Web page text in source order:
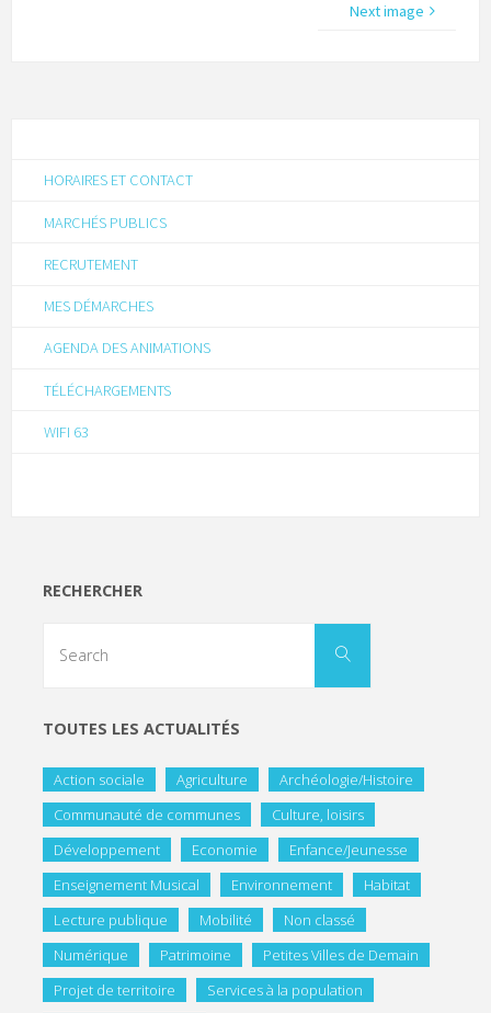
Next image
HORAIRES ET CONTACT
MARCHÉS PUBLICS
RECRUTEMENT
MES DÉMARCHES
AGENDA DES ANIMATIONS
TÉLÉCHARGEMENTS
WIFI 63
RECHERCHER
TOUTES LES ACTUALITÉS
Action sociale Agriculture
Archéologie/Histoire
Communauté de communes
Culture, loisirs
Développement
Economie
Enfance/Jeunesse
Enseignement Musical
Environnement
Habitat
Lecture publique
Mobilité
Non classé
Numérique
Patrimoine
Petites Villes de Demain
Projet de territoire
Services à la population